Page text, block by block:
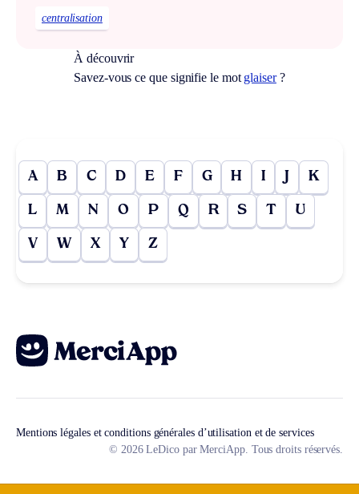
centralisation
À découvrir
Savez-vous ce que signifie le mot glaiser?
A B C D E F G H I J K
L M N O P Q R S T U
V W X Y Z
Mentions légales et conditions générales d’utilisation et de services
© 2026 LeDico par MerciApp. Tous droits réservés.